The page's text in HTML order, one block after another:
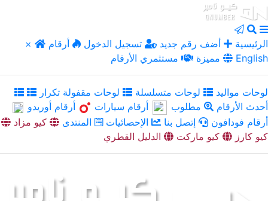
× الرئيسية أضف رقم جديد تسجيل الدخول
أرقام
مميزة
مستثمري الأرقام English
لوحات مواليد لوحات متسلسلة
لوحات مقفولة تكرار
أحدث الأرقام
مطلوب أرقام سيارات
أرقام أوريدو
أرقام فودافون
إتصل بنا الإحصائيات المنتدى
كيو مزاد
كيو كارز
كيو ماركت الدليل القطري